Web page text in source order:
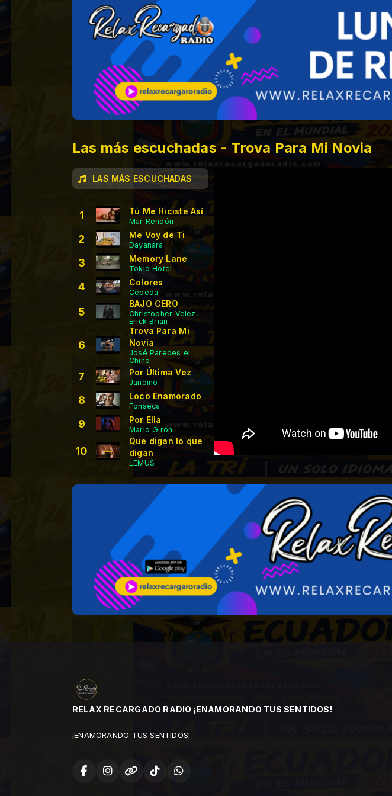
Las más escuchadas - Trova Para Mi Novia
LAS MÁS ESCUCHADAS
1 Tú Me Hiciste Así
Mar Rendón
2 Me Voy de Ti
Dayanara
3 Memory Lane
Tokio Hotel
4 Colores
Cepeda
5
BAJO CERO
Christopher Velez,
Erick Brian
6
Trova Para Mi
Novia
José Paredes el
Chino
7 Por Última Vez
Jandino
8 Loco Enamorado
Fonseca
9 Por Ella
Mario Girón
10
Que digan lo que
digan
LEMUS
RELAX RECARGADO RADIO ¡ENAMORANDO TUS SENTIDOS!
¡ENAMORANDO TUS SENTIDOS!